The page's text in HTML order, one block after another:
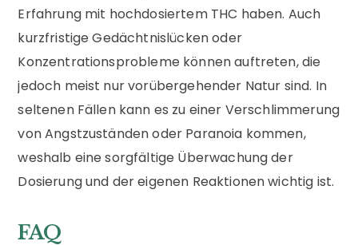
Erfahrung mit hochdosiertem THC haben. Auch
kurzfristige Gedächtnislücken oder
Konzentrationsprobleme können auftreten, die
jedoch meist nur vorübergehender Natur sind. In
seltenen Fällen kann es zu einer Verschlimmerung
von Angstzuständen oder Paranoia kommen,
weshalb eine sorgfältige Überwachung der
Dosierung und der eigenen Reaktionen wichtig ist.
FAQ